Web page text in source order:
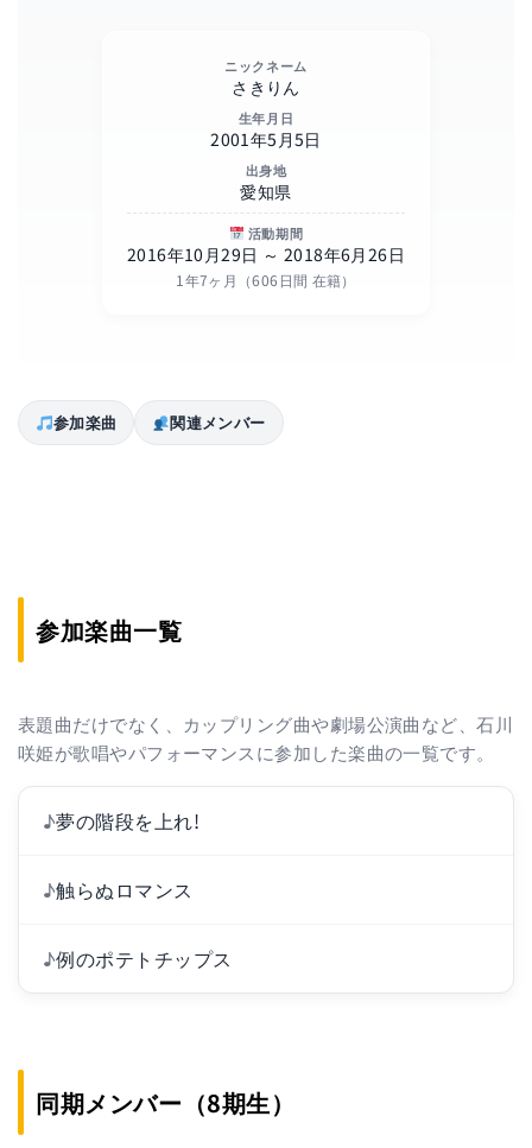
ニックネーム
さきりん
生年月日
2001年5月5日
出身地
愛知県
活動期間
2016年10月29日 ～ 2018年6月26日
1年7ヶ月（606日間 在籍）
参加楽曲 関連メンバー
参加楽曲一覧
表題曲だけでなく、カップリング曲や劇場公演曲など、石川
咲姫が歌唱やパフォーマンスに参加した楽曲の一覧です。
♪夢の階段を上れ!
♪触らぬロマンス
♪例のポテトチップス
同期メンバー（8期生）